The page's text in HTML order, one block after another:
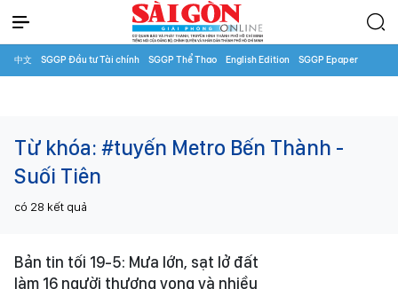
中文 SGGP Đầu tư Tài chính SGGP Thể Thao English Edition SGGP Epaper
Từ khóa: #tuyến Metro Bến Thành -
Suối Tiên
có 28 kết quả
Bản tin tối 19-5: Mưa lớn, sạt lở đất
làm 16 người thương vong và nhiều